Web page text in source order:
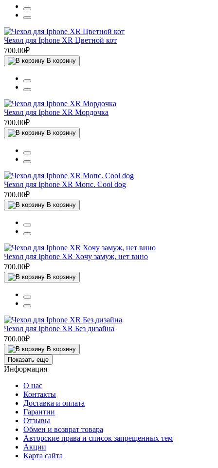
Чехол для Iphone XR Цветной кот
700.00₽
В корзину
Чехол для Iphone XR Мордочка
700.00₽
В корзину
Чехол для Iphone XR Мопс. Cool dog
700.00₽
В корзину
Чехол для Iphone XR Хочу замуж, нет вино
700.00₽
В корзину
Чехол для Iphone XR Без дизайна
700.00₽
В корзину
Показать еще
Информация
О нас
Контакты
Доставка и оплата
Гарантии
Отзывы
Обмен и возврат товара
Авторские права и список запрещенных тем
Акции
Карта сайта